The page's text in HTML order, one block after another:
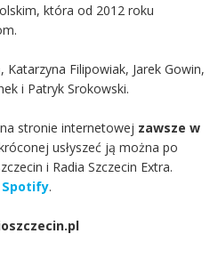
która od 2012 roku
Filipowiak, Jarek Gowin,
i Patryk Srokowski.
stronie internetowej zawsze w
usłyszeć ją można po
i Radia Szczecin Extra.
Spotify.